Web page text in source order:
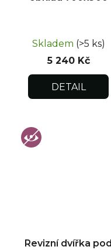
Skladem (>5 ks)
5 240 Kč
DETAIL
Revizní dvířka pod